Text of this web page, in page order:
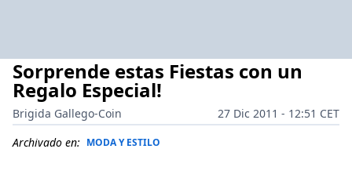
Sorprende estas Fiestas con un
Regalo Especial!
Brigida Gallego-Coin
27 Dic 2011 - 12:51 CET
Archivado en: MODA Y ESTILO